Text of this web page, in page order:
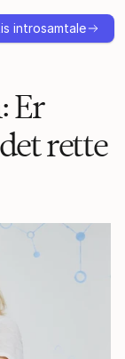
introsamtale
Er
rette